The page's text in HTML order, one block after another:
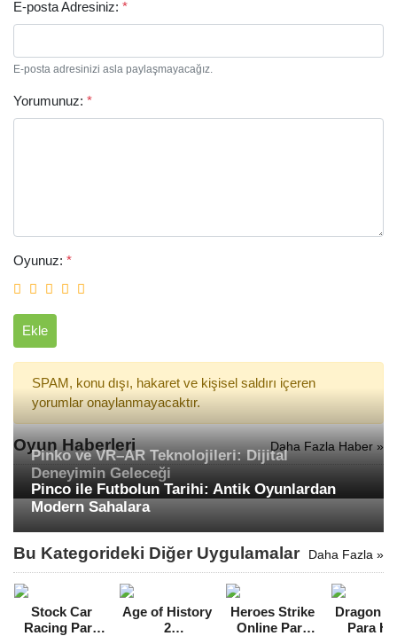
E-posta Adresiniz: *
E-posta adresinizi asla paylaşmayacağız.
Yorumunuz: *
Oyunuz: *
Ekle
SPAM, konu dışı, hakaret ve kişisel saldırı içeren
yorumlar onaylanmayacaktır.
Oyun Haberleri Daha Fazla Haber »
Pinko ve VR–AR Teknolojileri: Dijital
Deneyimin Geleceği
Pinco ile Futbolun Tarihi: Antik Oyunlardan
Modern Sahalara
Bu Kategorideki Diğer Uygulamalar Daha Fazla »
Stock Car
Racing Para
Age of History
2
Heroes Strike
Online Para
Dragon
Para